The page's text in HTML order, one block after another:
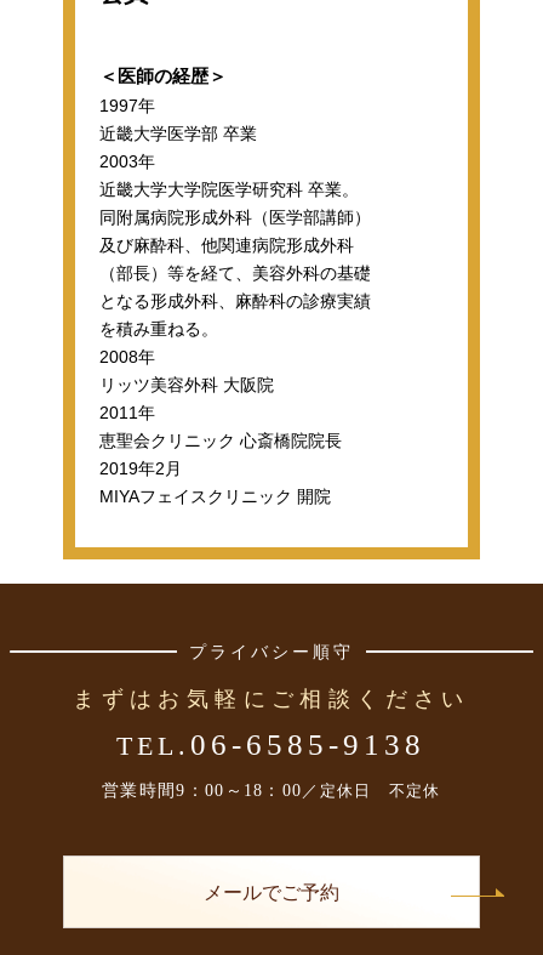
＜医師の経歴＞
1997年
近畿大学医学部 卒業
2003年
近畿大学大学院医学研究科 卒業。
同附属病院形成外科（医学部講師）
及び麻酔科、他関連病院形成外科
（部長）等を経て、美容外科の基礎
となる形成外科、麻酔科の診療実績
を積み重ねる。
2008年
リッツ美容外科 大阪院
2011年
恵聖会クリニック 心斎橋院院長
2019年2月
MIYAフェイスクリニック 開院
プライバシー順守
まずはお気軽にご相談ください
TEL. 06-6585-9138
営業時間9：00～18：00 ／定休日 不定休
メールでご予約